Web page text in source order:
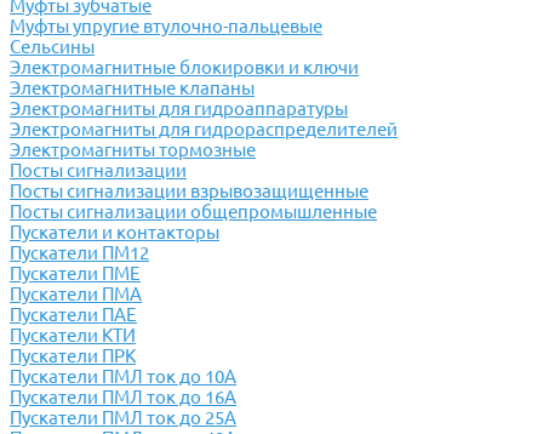
Муфты зубчатые
Муфты упругие втулочно-пальцевые
Сельсины
Электромагнитные блокировки и ключи
Электромагнитные клапаны
Электромагниты для гидроаппаратуры
Электромагниты для гидрораспределителей
Электромагниты тормозные
Посты сигнализации
Посты сигнализации взрывозащищенные
Посты сигнализации общепромышленные
Пускатели и контакторы
Пускатели ПМ12
Пускатели ПМЕ
Пускатели ПМА
Пускатели ПАЕ
Пускатели КТИ
Пускатели ПРК
Пускатели ПМЛ ток до 10А
Пускатели ПМЛ ток до 16А
Пускатели ПМЛ ток до 25А